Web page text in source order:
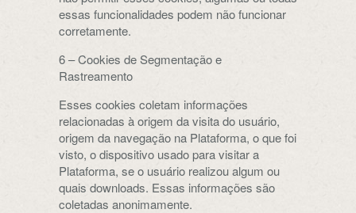
essas funcionalidades podem não funcionar
corretamente.
6 – Cookies de Segmentação e
Rastreamento
Esses cookies coletam informações
relacionadas à origem da visita do usuário,
origem da navegação na Plataforma, o que foi
visto, o dispositivo usado para visitar a
Plataforma, se o usuário realizou algum ou
quais downloads. Essas informações são
coletadas anonimamente.